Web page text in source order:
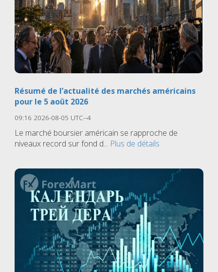
Résumé de l’actualité des marchés américains
pour le 5 août 2026
09:16 2026-08-05 UTC--4
Le marché boursier américain se rapproche de
niveaux record sur fond d... Plus de détails